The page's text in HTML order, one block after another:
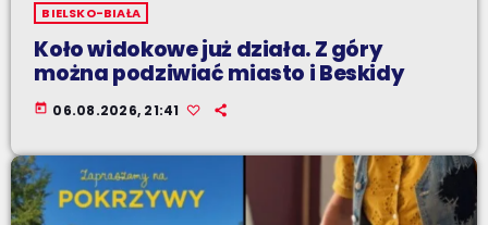
BIELSKO-BIAŁA
Koło widokowe już działa. Z góry
można podziwiać miasto i Beskidy
today 06.08.2026, 21:41